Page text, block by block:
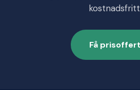
Få prisoffert